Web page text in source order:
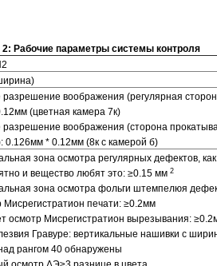
Рабочие параметры системы контроля
воображения (регулярная
(цветная камера 7к)
разрешение воображения (сторона
0.126мм * 0.12мм (8к с камерой б)
зона осмотра регулярных дефектов,
и вещество любят это: ≥0.15 мм 2
зона осмотра фольги штемпелюя
Мисрегистратион печати: ≥0.2мм
осмотр Мисрегистратион вырезывания:
Гравуре: вертикальные нашивки с
рангом 40 обнаружены